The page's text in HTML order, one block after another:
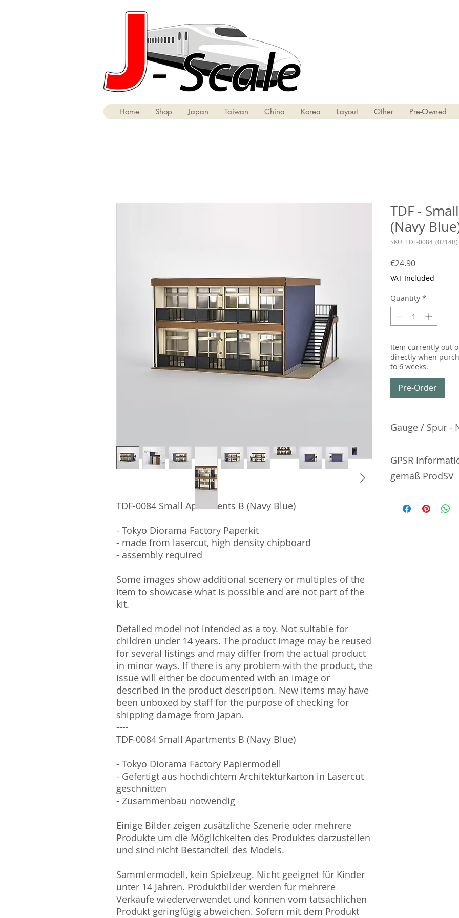
Home Shop Japan Taiwan China Korea Layout Other Pre-Owned
TDF-0084 Small Apartments B (Navy Blue)
- Tokyo Diorama Factory Paperkit
- made from lasercut, high density chipboard
- assembly required
Some images show additional scenery or multiples of the
item to showcase what is possible and are not part of the
kit.
Detailed model not intended as a toy. Not suitable for
children under 14 years. The product image may be reused
for several listings and may differ from the actual product
in minor ways. If there is any problem with the product, the
issue will either be documented with an image or
described in the product description. New items may have
been unboxed by staff for the purpose of checking for
shipping damage from Japan.
----
TDF-0084 Small Apartments B (Navy Blue)
- Tokyo Diorama Factory Papiermodell
- Gefertigt aus hochdichtem Architekturkarton in Lasercut
geschnitten
- Zusammenbau notwendig
Einige Bilder zeigen zusätzliche Szenerie oder mehrere
Produkte um die Möglichkeiten des Produktes darzustellen
und sind nicht Bestandteil des Models.
Sammlermodell, kein Spielzeug. Nicht geeignet für Kinder
unter 14 Jahren. Produktbilder werden für mehrere
Verkäufe wiederverwendet und können vom tatsächlichen
Produkt geringfügig abweichen. Sofern mit dem Produkt
TDF -
(Navy
SKU: TDF-0084_(0214B)
€24.90Price
VAT Included
Quantity *
Item currently out
directly when
to 6 weeks.
Pre-Order
Gauge / Spur -
GPSR
gemäß ProdSV
Manufacturer /